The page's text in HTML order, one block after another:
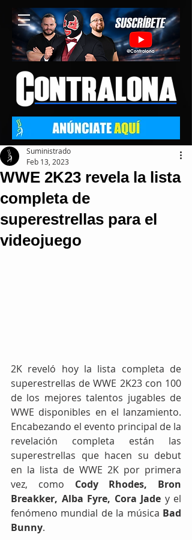
WWE 2K23 revela la lista
completa de
superestrellas para el
videojuego
Suministrado
Feb 13, 2023
2K reveló hoy la lista completa de
superestrellas de WWE 2K23 con 100
de los mejores talentos jugables de
WWE disponibles en el lanzamiento.
Encabezando el evento principal de la
revelación completa están las
superestrellas que hacen su debut
en la lista de WWE 2K por primera
vez, como Cody Rhodes, Bron
Breakker, Alba Fyre, Cora Jade y el
fenómeno mundial de la música Bad
Bunny.